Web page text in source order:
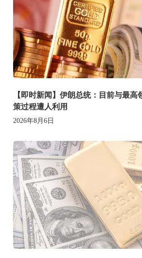
【即时新闻】伊朗总统：目前与最高
策过程遭人利用
2026年8月6日